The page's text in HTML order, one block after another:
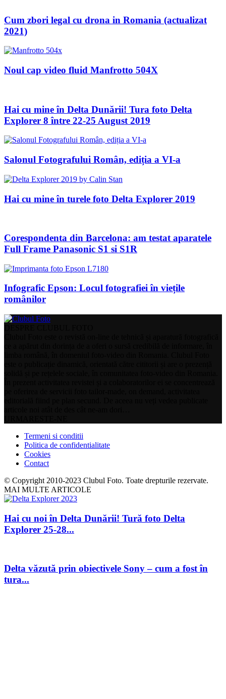
Cum zbori legal cu drona in Romania (actualizat
2021)
Noul cap video fluid Manfrotto 504X
Hai cu mine în Delta Dunării! Tura foto Delta
Explorer 8 între 22-25 August 2019
Salonul Fotografului Român, ediția a VI-a
Hai cu mine în turele foto Delta Explorer 2019
Corespondenta din Barcelona: am testat aparatele
Full Frame Panasonic S1 si S1R
Infografic Epson: Locul fotografiei în viețile
românilor
Termeni si conditii
Politica de confidentialitate
Cookies
Contact
© Copyright 2010-2023 Clubul Foto. Toate drepturile rezervate.
MAI MULTE ARTICOLE
Hai cu noi în Delta Dunării! Tură foto Delta
Explorer 25-28...
Delta văzută prin obiectivele Sony – cum a fost în
tura...